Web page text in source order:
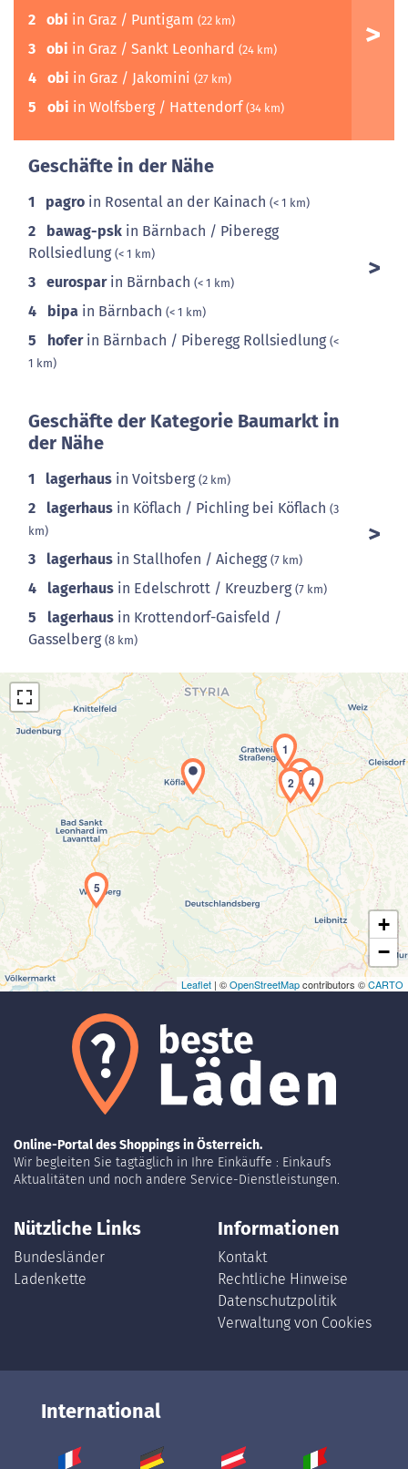
2 obi in Graz / Puntigam (22 km)
3 obi in Graz / Sankt Leonhard (24 km)
4 obi in Graz / Jakomini (27 km)
5 obi in Wolfsberg / Hattendorf (34 km)
Geschäfte in der Nähe
1 pagro in Rosental an der Kainach (< 1 km)
2 bawag-psk in Bärnbach / Piberegg
Rollsiedlung (< 1 km)
3 eurosparin Bärnbach (< 1 km)
4 bipa in Bärnbach (< 1 km)
5 hoferin Bärnbach / Piberegg Rollsiedlung (<
1 km)
Geschäfte der Kategorie Baumarkt in
der Nähe
1 lagerhaus in Voitsberg (2 km)
2 lagerhaus in Köflach / Pichling bei Köflach (3
km)
3 lagerhaus in Stallhofen / Aichegg (7 km)
4 lagerhaus in Edelschrott / Kreuzberg (7 km)
5 lagerhaus in Krottendorf-Gaisfeld /
Gasselberg (8 km)
Laden der Karte...
1
2
3 4
5
+
−
Leaflet | ©OpenStreetMapcontributors ©CARTO
Online-Portal des Shoppings in Österreich.
Wir begleiten Sie tagtäglich in Ihre Einkäuffe : Einkaufs
Aktualitäten und noch andere Service-Dienstleistungen.
Nützliche Links
Bundesländer
Ladenkette
Informationen
Kontakt
Rechtliche Hinweise
Datenschutzpolitik
Verwaltung von Cookies
International